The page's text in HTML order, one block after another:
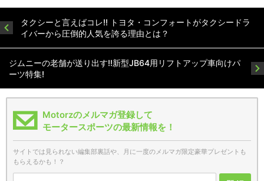
タクシーと言えばコレ!! トヨタ・コンフォートがタクシードラ
イバーから圧倒的人気を誇る理由とは？
ジムニーの老舗が送り出す!!新型JB64用リフトアップ車向けパ
ーツ特集!
Motorzのメルマガ登録して
モータースポーツの最新情報を！
サイトでは見られない編集部裏話や、月に一度のメルマガ限定豪華プレゼントも
もらえるかも！？